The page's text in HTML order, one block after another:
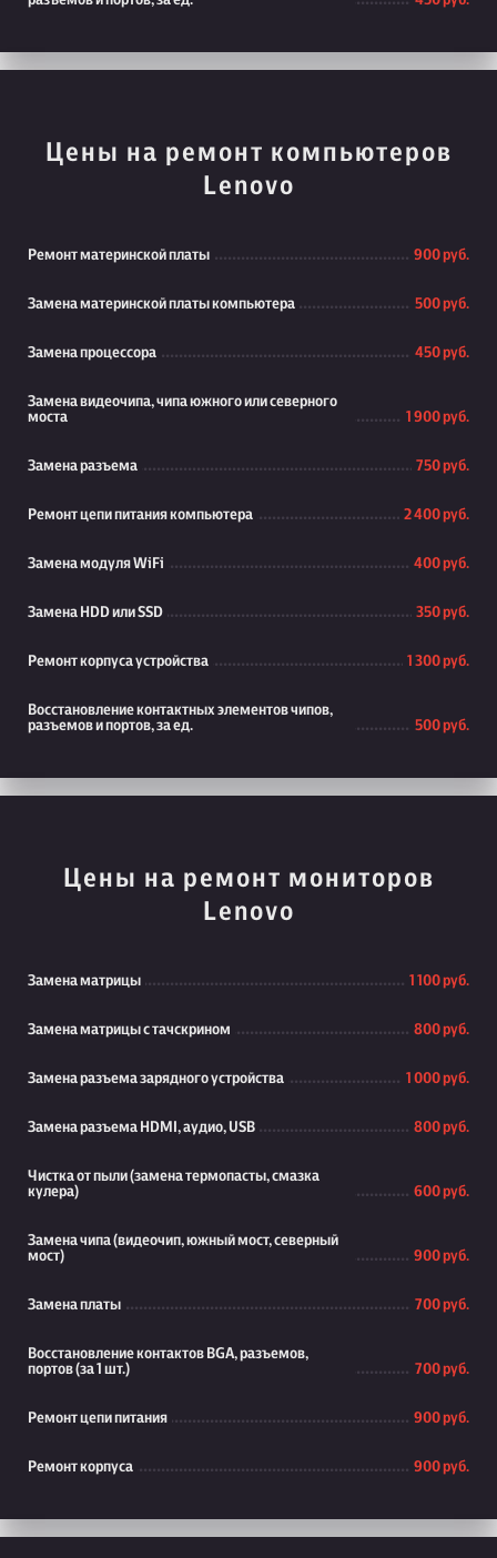
Цены на ремонт компьютеров
Lenovo
Ремонт материнской платы 900 руб.
Замена материнской платы компьютера 500 руб.
Замена процессора 450 руб.
Замена видеочипа, чипа южного или северного
моста
1 900 руб.
Замена разъема 750 руб.
Ремонт цепи питания компьютера 2 400 руб.
Замена модуля WiFi 400 руб.
Замена HDD или SSD 350 руб.
Ремонт корпуса устройства 1 300 руб.
Восстановление контактных элементов чипов,
разъемов и портов, за ед.
500 руб.
Цены на ремонт мониторов
Lenovo
Замена матрицы 1 100 руб.
Замена матрицы с тачскрином 800 руб.
Замена разъема зарядного устройства 1 000 руб.
Замена разъема HDMI, аудио, USB 800 руб.
Чистка от пыли (замена термопасты, смазка
кулера)
600 руб.
Замена чипа (видеочип, южный мост, северный
мост)
900 руб.
Замена платы 700 руб.
Восстановление контактов BGA, разъемов,
портов (за 1 шт.)
700 руб.
Ремонт цепи питания 900 руб.
Ремонт корпуса 900 руб.